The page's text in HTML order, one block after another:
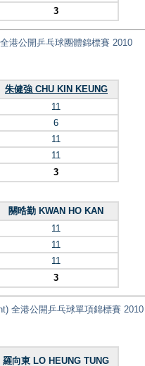
3
港公開乒乓球團體錦標賽 2010
朱健強 CHU KIN KEUNG
11
6
11
11
3
關晧勤 KWAN HO KAN
11
11
11
3
全港公開乒乓球單項錦標賽 2010
羅向東 LO HEUNG TUNG